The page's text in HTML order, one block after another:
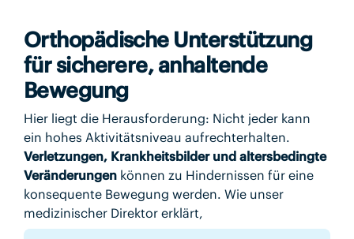
Orthopädische Unterstützung
für sicherere, anhaltende
Bewegung
Hier liegt die Herausforderung: Nicht jeder kann
ein hohes Aktivitätsniveau aufrechterhalten.
Verletzungen, Krankheitsbilder und altersbedingte
Veränderungenkönnen zu Hindernissen für eine
konsequente Bewegung werden. Wie unser
medizinischer Direktor erklärt,